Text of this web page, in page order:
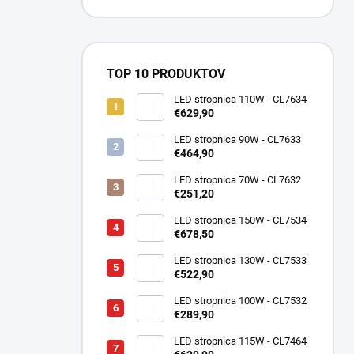
TOP 10 PRODUKTOV
LED stropnica 110W - CL7634
€629,90
LED stropnica 90W - CL7633
€464,90
LED stropnica 70W - CL7632
€251,20
LED stropnica 150W - CL7534
€678,50
LED stropnica 130W - CL7533
€522,90
LED stropnica 100W - CL7532
€289,90
LED stropnica 115W - CL7464